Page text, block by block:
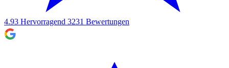
4.93 Hervorragend 3231 Bewertungen